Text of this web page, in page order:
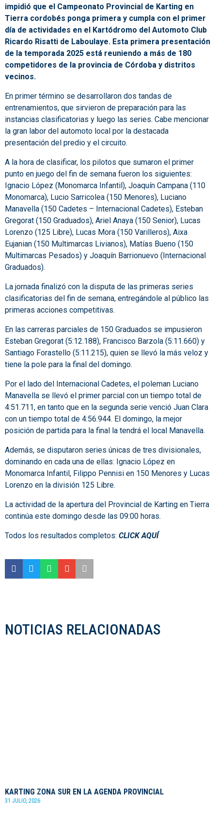
impidió que el Campeonato Provincial de Karting en
Tierra cordobés ponga primera y cumpla con el primer
día de actividades en el Kartódromo del Automoto Club
Ricardo Risatti de Laboulaye. Esta primera presentación
de la temporada 2025 está reuniendo a más de 180
competidores de la provincia de Córdoba y distritos
vecinos.
En primer término se desarrollaron dos tandas de
entrenamientos, que sirvieron de preparación para las
instancias clasificatorias y luego las series. Cabe mencionar
la gran labor del automoto local por la destacada
presentación del predio y el circuito.
A la hora de clasificar, los pilotos que sumaron el primer
punto en juego del fin de semana fueron los siguientes:
Ignacio López (Monomarca Infantil), Joaquín Campana (110
Monomarca), Lucio Sarricolea (150 Menores), Luciano
Manavella (150 Cadetes – Internacional Cadetes), Esteban
Gregorat (150 Graduados), Ariel Anaya (150 Senior), Lucas
Lorenzo (125 Libre), Lucas Mora (150 Varilleros), Aixa
Eujanian (150 Multimarcas Livianos), Matías Bueno (150
Multimarcas Pesados) y Joaquín Barrionuevo (Internacional
Graduados).
La jornada finalizó con la disputa de las primeras series
clasificatorias del fin de semana, entregándole al público las
primeras acciones competitivas.
En las carreras parciales de 150 Graduados se impusieron
Esteban Gregorat (5:12.188), Francisco Barzola (5:11.660) y
Santiago Forastello (5:11.215), quien se llevó la más veloz y
tiene la pole para la final del domingo.
Por el lado del Internacional Cadetes, el poleman Luciano
Manavella se llevó el primer parcial con un tiempo total de
4:51.711, en tanto que en la segunda serie venció Juan Clara
con un tiempo total de 4:56.944. El domingo, la mejor
posición de partida para la final la tendrá el local Manavella.
Además, se disputaron series únicas de tres divisionales,
dominando en cada una de ellas: Ignacio López en
Monomarca Infantil, Filippo Pennisi en 150 Menores y Lucas
Lorenzo en la división 125 Libre.
La actividad de la apertura del Provincial de Karting en Tierra
continúa este domingo desde las 09:00 horas.
Todos los resultados completos: CLICK AQUÍ
NOTICIAS RELACIONADAS
KARTING ZONA SUR EN LA AGENDA PROVINCIAL
31 JULIO, 2026